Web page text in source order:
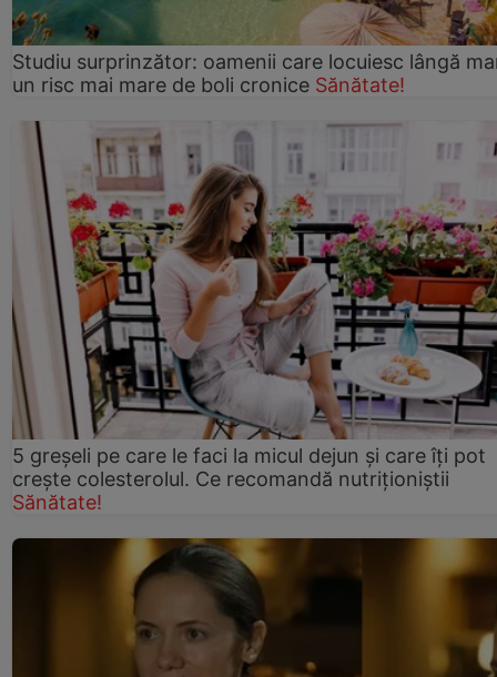
Studiu surprinzător: oamenii care locuiesc lângă
un risc mai mare de boli cronice Sănătate!
5 greșeli pe care le faci la micul dejun și care îți pot
crește colesterolul. Ce recomandă nutriționiștii
Sănătate!